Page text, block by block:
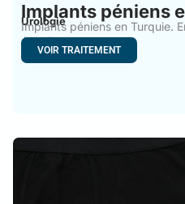
Implants péniens
Urologie
Implants péniens en Turquie.
érectile, la
VOIR TRAITEMENT